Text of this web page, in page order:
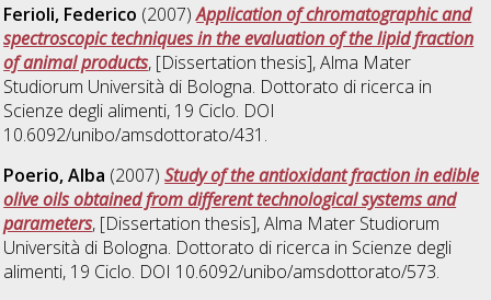
Ferioli, Federico (2007)Application of chromatographic and
spectroscopic techniques in the evaluation of the lipid fraction
of animal products, [Dissertation thesis], Alma Mater
Studiorum Università di Bologna. Dottorato di ricerca in
Scienze degli alimenti, 19 Ciclo. DOI
10.6092/unibo/amsdottorato/431.
Poerio, Alba (2007)Study of the antioxidant fraction in edible
olive oils obtained from different technological systems and
parameters, [Dissertation thesis], Alma Mater Studiorum
Università di Bologna. Dottorato di ricerca in Scienze degli
alimenti, 19 Ciclo. DOI 10.6092/unibo/amsdottorato/573.